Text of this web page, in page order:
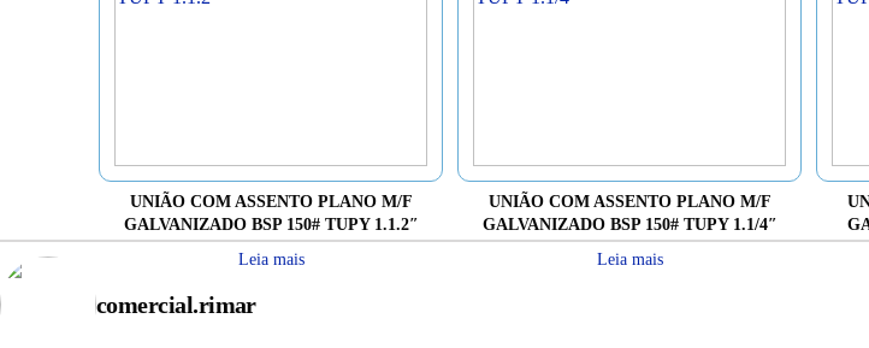
UNIÃO COM ASSENTO PLANO M/F
GALVANIZADO BSP 150# TUPY 1.1.2″
Leia mais
UNIÃO COM ASSENTO PLANO M/F
GALVANIZADO BSP 150# TUPY 1.1/4″
Leia mais
comercial.rimar